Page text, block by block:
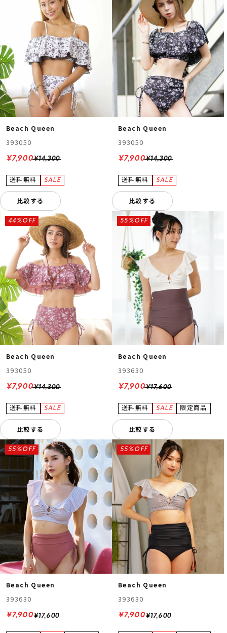
Beach Queen
393050
¥14,300
¥7,900
比較する
Beach Queen
393050
¥14,300
¥7,900
比較する
Beach Queen
393050
¥14,300
44%OFF
¥7,900
比較する
Beach Queen
393630
¥17,600
55%OFF
¥7,900
比較する
Beach Queen
393630
¥17,600
55%OFF
¥7,900
Beach Queen
393630
¥17,600
55%OFF
¥7,900